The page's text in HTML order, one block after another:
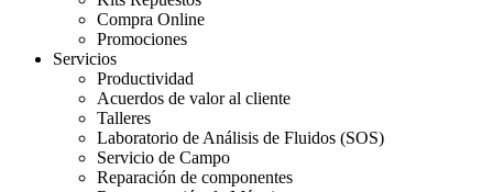
Compra Online
Promociones
Servicios
Productividad
Acuerdos de valor al cliente
Talleres
Laboratorio de Análisis de Fluidos (SOS)
Servicio de Campo
Reparación de componentes